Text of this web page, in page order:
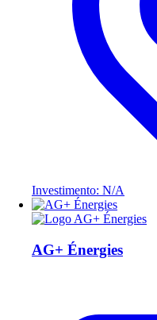
Investimento: N/A
AG+ Énergies